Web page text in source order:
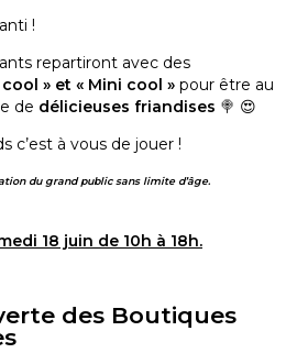
!
repartiront avec des
» et « Mini cool » pour être au
de délicieuses friandises 🍭 😍
c’est à vous de jouer !
du grand public sans limite d’âge.
18 juin de 10h à 18h.
des Boutiques